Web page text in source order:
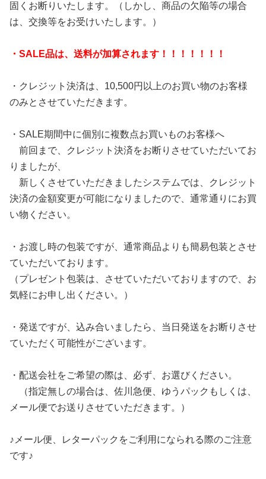
固くお断りいたします。（しかし、商品の欠陥等の場合
は、 交換等をお受けいたします。）
・SALE品は、送料が加算されます！！！！！！！
・クレジット決済は、10,500円以上のお買い物のお客様
のみとさせていただきます。
・SALE期間中に個別に複数点お買いものお客様へ
前回まで、
クレジット決済をお断りさせていただいてお
りましたが、
新しくさせていただきましたシステムでは、
クレジット
決済の金額変更が可能になりましたので、 通常通りにお買
い物ください。
・お渡し時の包装ですが、 通常商品よりも簡易包装とさせ
ていただいております。
（プレゼント包装は、させていただいておりますので、 お
気軽にお申し出ください。）
・発送ですが、込み合いましたら、 当日発送をお断りさせ
ていただく可能性がございます。
・配送会社をご希望の際は、必ず、お選びください。
（指定無しの場合は、佐川急便、ゆうパックもしくは、
メール便でお送りさせていただきます。）
♪メール便、レターパックをご利用になられる際のご注意
です♪